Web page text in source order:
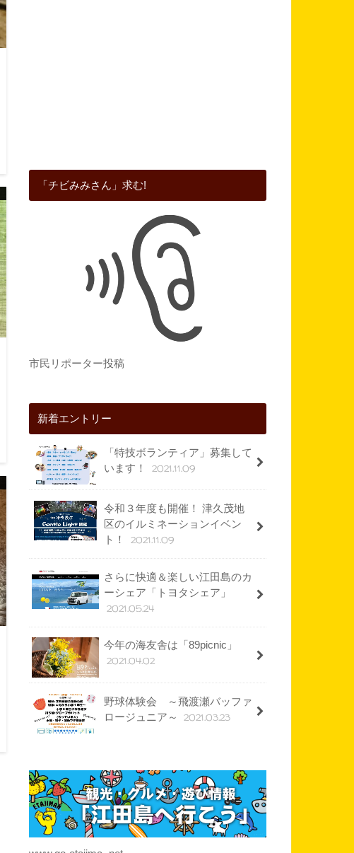
「チビみみさん」求む!
市民リポーター投稿
新着エントリー
「特技ボランティア」募集して
います！
2021.11.09
令和３年度も開催！ 津久茂地
区のイルミネーションイベン
ト！
2021.11.09
さらに快適＆楽しい江田島のカ
ーシェア「トヨタシェア」
2021.05.24
今年の海友舎は「89picnic」
2021.04.02
野球体験会 ～飛渡瀬バッファ
ロージュニア～
2021.03.23